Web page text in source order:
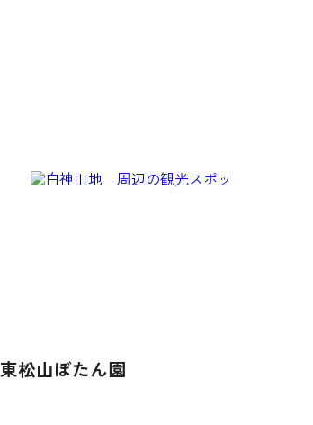
東松山ぼたん園